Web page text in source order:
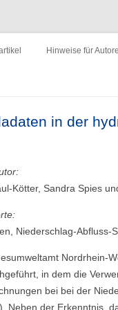
Hinweise für
in der
Kötter, Sandra Spies
Niederschlag-Abfluss-
Nordrhein-
in dem die
bei bei der
Neben der Erkenntnis,